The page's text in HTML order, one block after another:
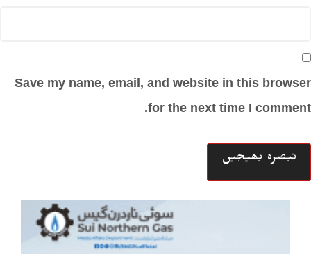
Save my name, email, and website in this browser
for the next time I comment.